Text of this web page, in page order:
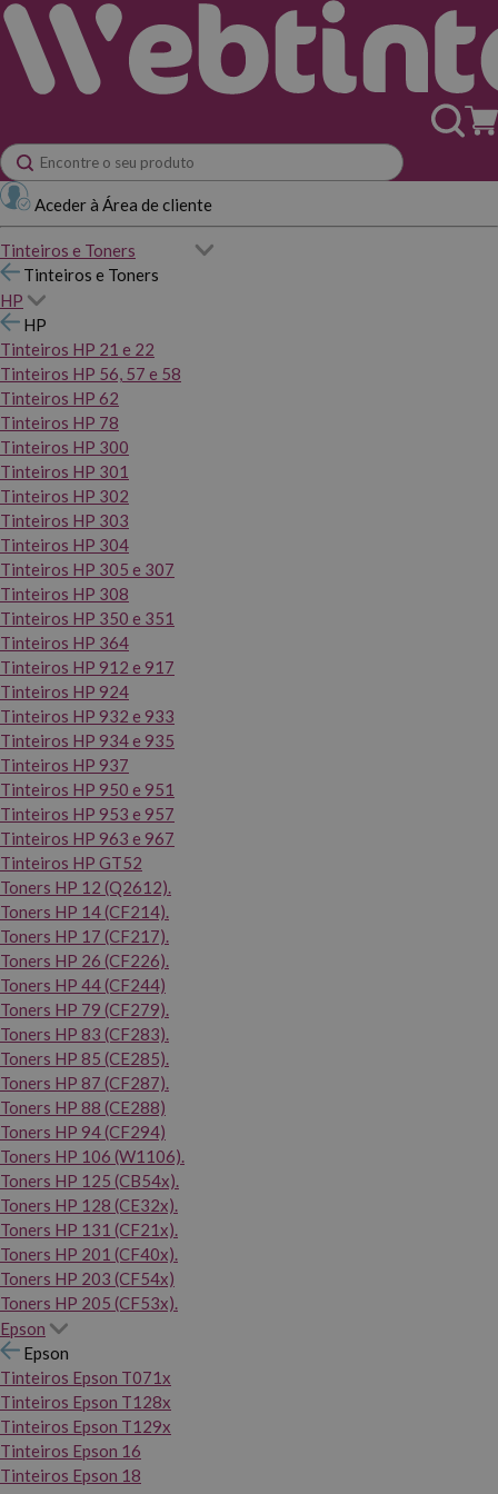
Aceder à Área de cliente
Tinteiros e Toners
Tinteiros e Toners
HP
HP
Tinteiros HP 21 e 22
Tinteiros HP 56, 57 e 58
Tinteiros HP 62
Tinteiros HP 78
Tinteiros HP 300
Tinteiros HP 301
Tinteiros HP 302
Tinteiros HP 303
Tinteiros HP 304
Tinteiros HP 305 e 307
Tinteiros HP 308
Tinteiros HP 350 e 351
Tinteiros HP 364
Tinteiros HP 912 e 917
Tinteiros HP 924
Tinteiros HP 932 e 933
Tinteiros HP 934 e 935
Tinteiros HP 937
Tinteiros HP 950 e 951
Tinteiros HP 953 e 957
Tinteiros HP 963 e 967
Tinteiros HP GT52
Toners HP 12 (Q2612).
Toners HP 14 (CF214).
Toners HP 17 (CF217).
Toners HP 26 (CF226).
Toners HP 44 (CF244)
Toners HP 79 (CF279).
Toners HP 83 (CF283).
Toners HP 85 (CE285).
Toners HP 87 (CF287).
Toners HP 88 (CE288)
Toners HP 94 (CF294)
Toners HP 106 (W1106).
Toners HP 125 (CB54x).
Toners HP 128 (CE32x).
Toners HP 131 (CF21x).
Toners HP 201 (CF40x).
Toners HP 203 (CF54x)
Toners HP 205 (CF53x).
Epson
Epson
Tinteiros Epson T071x
Tinteiros Epson T128x
Tinteiros Epson T129x
Tinteiros Epson 16
Tinteiros Epson 18